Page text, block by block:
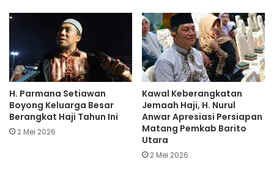
H. Parmana Setiawan
Boyong Keluarga Besar
Berangkat Haji Tahun Ini
2 Mei 2026
Kawal Keberangkatan
Jemaah Haji, H. Nurul
Anwar Apresiasi Persiapan
Matang Pemkab Barito
Utara
2 Mei 2026